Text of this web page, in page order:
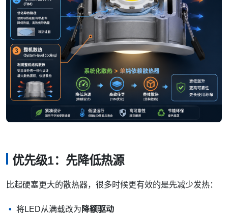
优先级1：先降低热源
比起硬塞更大的散热器，很多时候更有效的是先减少发热：
将LED从满载改为 降额驱动